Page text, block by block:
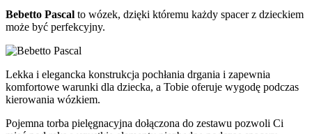
Bebetto Pascal to wózek, dzięki któremu każdy spacer z dzieckiem
może być perfekcyjny.
Lekka i elegancka konstrukcja pochłania drgania i zapewnia
komfortowe warunki dla dziecka, a Tobie oferuje wygodę podczas
kierowania wózkiem.
Pojemna torba pielęgnacyjna dołączona do zestawu pozwoli Ci